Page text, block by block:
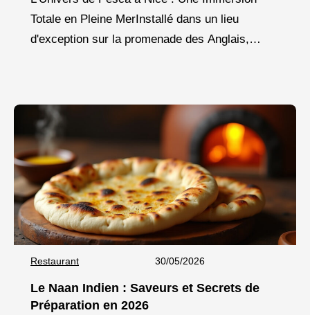
Totale en Pleine MerInstallé dans un lieu
d'exception sur la promenade des Anglais,
Restaurant 30/05/2026
Le Naan Indien : Saveurs et Secrets de
Préparation en 2026